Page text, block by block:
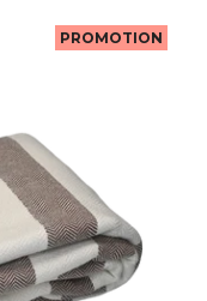
PROMOTION